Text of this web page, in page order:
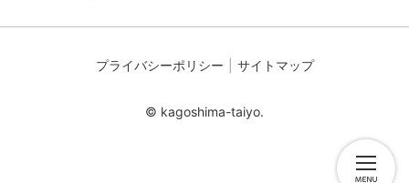
プライバシーポリシー サイトマップ
© kagoshima-taiyo.